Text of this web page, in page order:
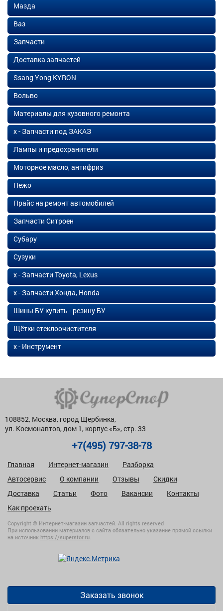
Мазда
Ваз
Запчасти
Доставка запчастей
Ssang Yong KYRON
Вольво
Материалы для кузовного ремонта
х - Запчасти под ЗАКАЗ
Лампы и предохранители
Моторное масло, антифриз
Пежо
Прайс на ремонт автомобилей
Запчасти Ситроен
Субару
Сузуки
х - Запчасти Toyota, Lexus
х - Запчасти Хонда, Honda
Шины БУ купить - резину БУ
Щётки стеклоочистителя
х - Инструмент
108852, Москва, город Щербинка,
ул. Космонавтов, дом 1, корпус «Б», стр. 33
+7(495) 797-38-78
Главная Интернет-магазин
Разборка
Автосервис
О компании Отзывы
Скидки
Доставка
Статьи Фото Вакансии
Контакты
Как проехать
Copyright © Интернет-магазин запчастей. All rights reserved
При использовании материалов с сайта обязательно указание прямой ссылки
на источник https://superstor.ru.
Заказать звонок